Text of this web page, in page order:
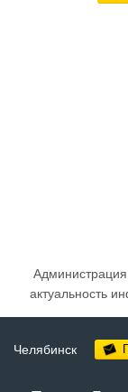
Администрация
актуальность
Челябинск